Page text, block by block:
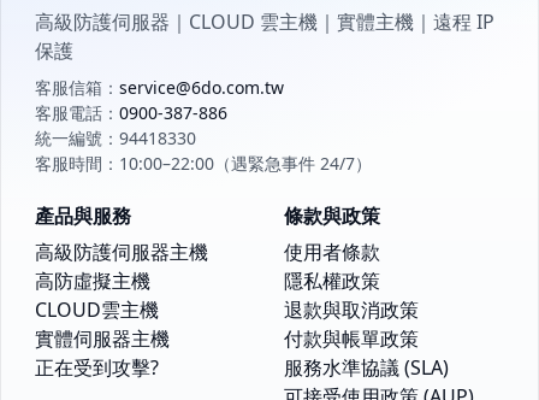
高級防護伺服器｜CLOUD 雲主機｜實體主機｜遠程 IP
保護
客服信箱： service@6do.com.tw
客服電話： 0900-387-886
統一編號：94418330
客服時間：10:00–22:00（遇緊急事件 24/7）
產品與服務
高級防護伺服器主機
高防虛擬主機
CLOUD雲主機
實體伺服器主機
正在受到攻擊?
條款與政策
使用者條款
隱私權政策
退款與取消政策
付款與帳單政策
服務水準協議 (SLA)